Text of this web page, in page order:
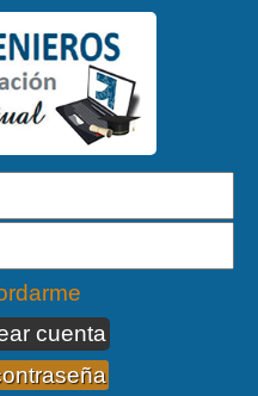
cuenta